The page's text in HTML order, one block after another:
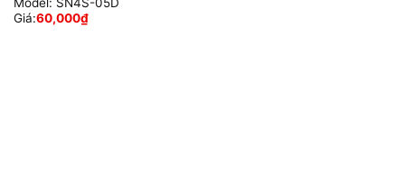
Giá:60,000₫